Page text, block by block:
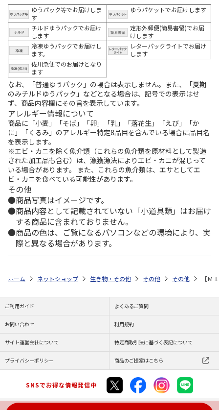
ゆうパック等でお届けしま
す
ゆうパケットでお届けします
チルドゆうパックでお届け
します
定形外郵便(簡易書留)でお届
けします
冷凍ゆうパックでお届けし
ます。
レターパックライトでお届け
します
佐川急便でのお届けとなり
ます
なお、「普通ゆうパック」の場合は表示しません。また、「夏期
のみチルドゆうパック」などとなる場合は、記号での表示はせ
ず、商品内容欄にその旨を表示しています。
アレルギー情報について
商品に「小麦」「そば」「卵」「乳」「落花生」「えび」「か
に」「くるみ」のアレルギー特定8品目を含んでいる場合に品目名
を表示します。
※エビ・カニを除く魚介類（これらの魚介類を原材料として製造
された加工品も含む）は、漁獲漁法によりエビ・カニが混じって
いる場合があります。 また、これらの魚介類は、エサとしてエ
ビ・カニを食べている可能性があります。
その他
商品写真はイメージです。
商品内容として記載されていない「小道具類」はお届け
する商品に含まれておりません。
商品の色は、ご覧になるパソコンなどの環境により、実
際と異なる場合があります。
ホーム ネットショップ 生き物・その他 その他 その他 【Ｍ
ご利用ガイド よくあるご質問
お問い合わせ 利用規約
サイト運営会社について 特定商取引法に基づく表記について
プライバシーポリシー 商品のご提案はこちら
SNSでお得な情報発信中